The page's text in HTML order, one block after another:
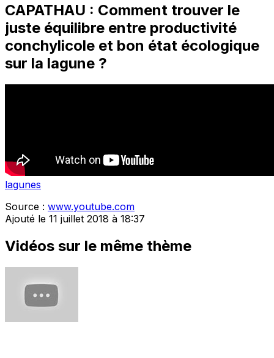
CAPATHAU : Comment trouver le
juste équilibre entre productivité
conchylicole et bon état écologique
sur la lagune ?
lagunes
Source : www.youtube.com
Ajouté le 11 juillet 2018 à 18:37
Vidéos sur le même thème